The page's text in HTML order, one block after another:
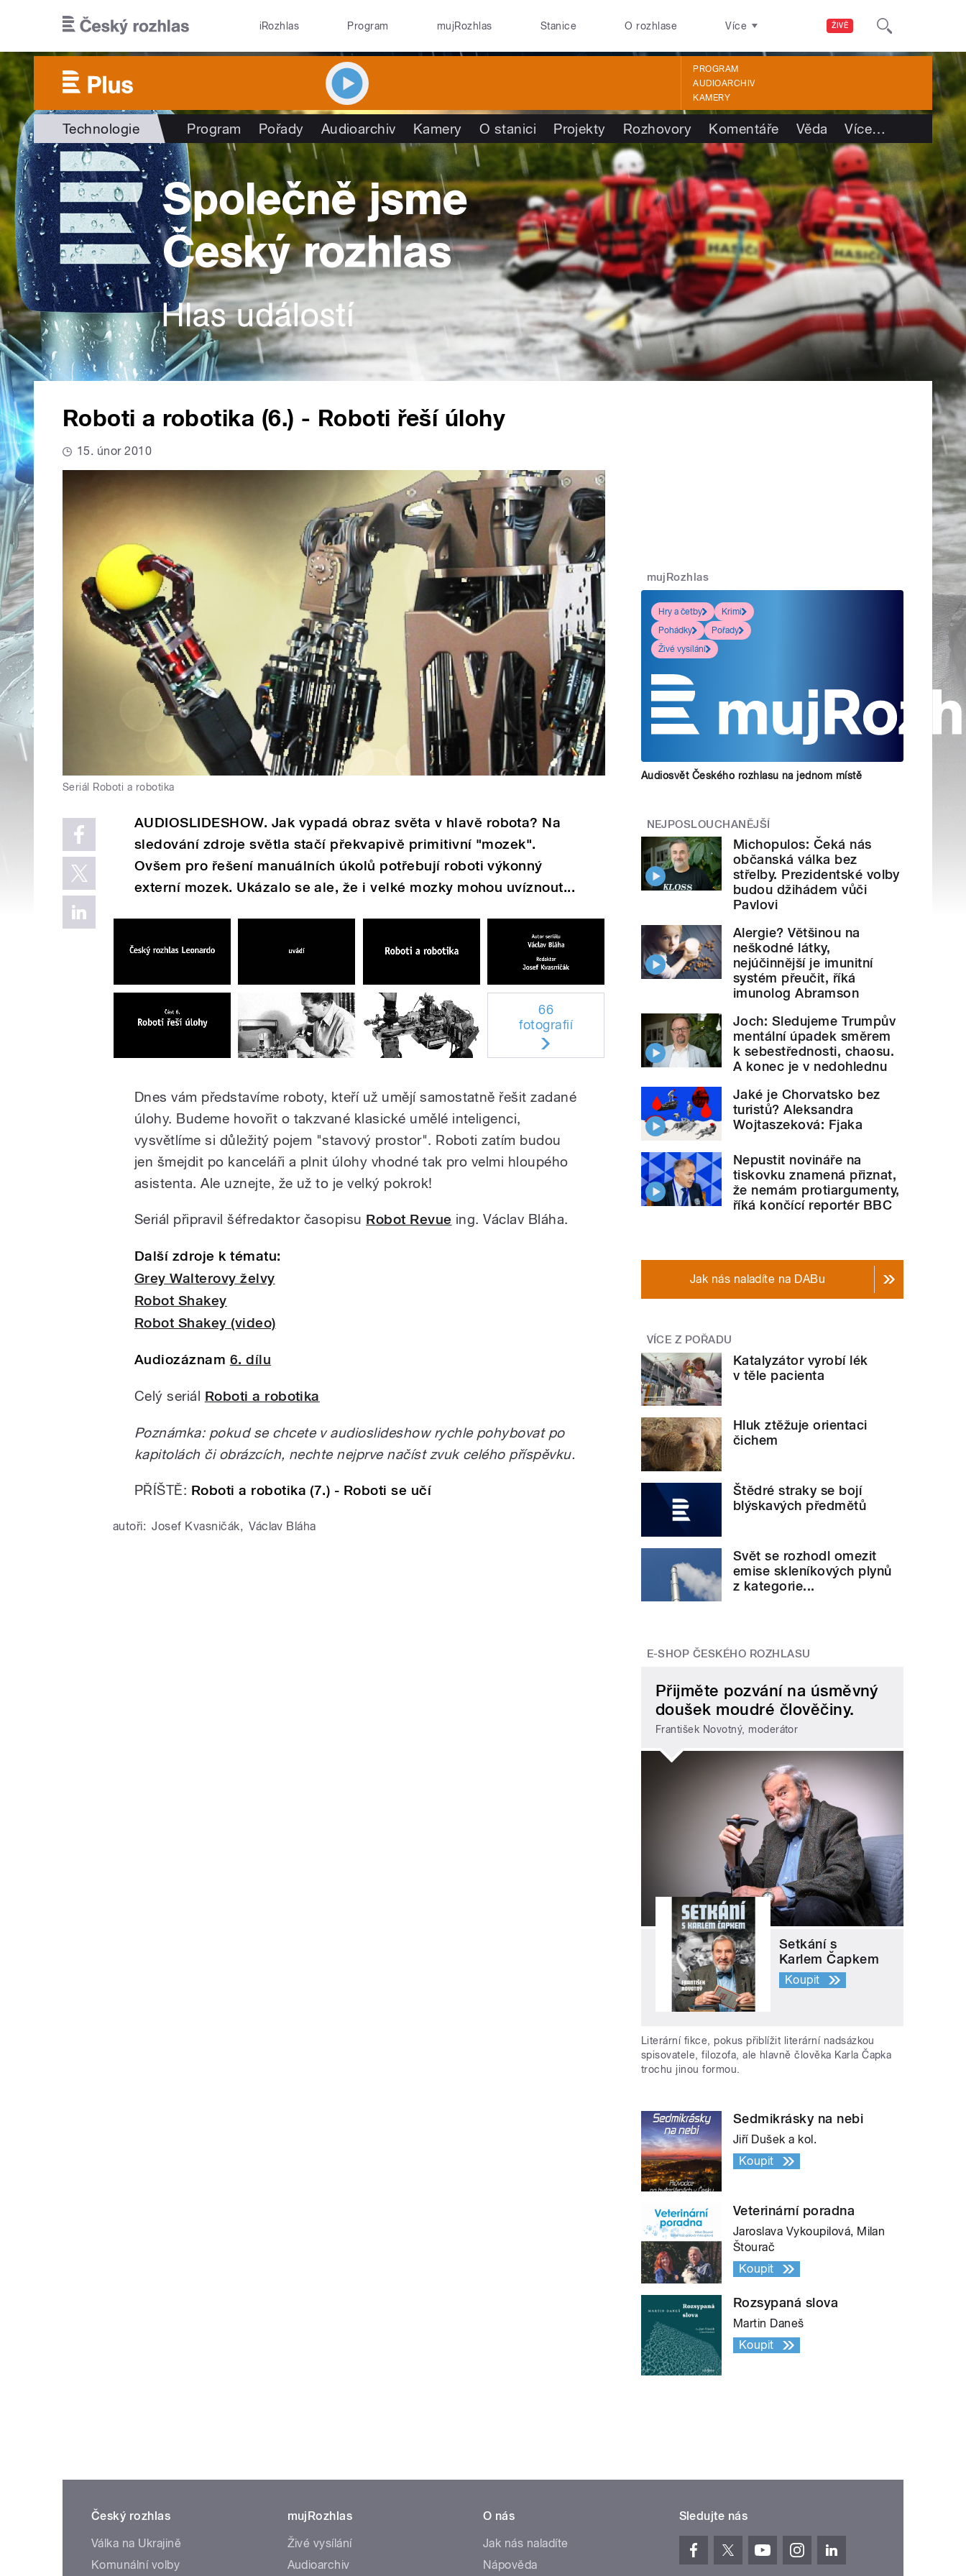
ŽIVĚ
iRozhlas Program mujRozhlas Stanice O rozhlase Více
PROGRAM
AUDIOARCHIV
KAMERY
Technologie Program Pořady Audioarchiv Kamery O stanici Projekty Rozhovory Komentáře Věda Více…
Roboti a robotika (6.) - Roboti řeší úlohy
15. únor 2010
Seriál Roboti a robotika
AUDIOSLIDESHOW. Jak vypadá obraz světa v hlavě robota? Na
sledování zdroje světla stačí překvapivě primitivní "mozek".
Ovšem pro řešení manuálních úkolů potřebují roboti výkonný
externí mozek. Ukázalo se ale, že i velké mozky mohou uvíznout...
66
fotografií
Dnes vám představíme roboty, kteří už umějí samostatně řešit zadané
úlohy. Budeme hovořit o takzvané klasické umělé inteligenci,
vysvětlíme si důležitý pojem "stavový prostor". Roboti zatím budou
jen šmejdit po kanceláři a plnit úlohy vhodné tak pro velmi hloupého
asistenta. Ale uznejte, že už to je velký pokrok!
Seriál připravil šéfredaktor časopisu Robot Revue ing. Václav Bláha.
Další zdroje k tématu:
Grey Walterovy želvy
Robot Shakey
Robot Shakey (video)
Audiozáznam 6. dílu
Celý seriál Roboti a robotika
Poznámka: pokud se chcete v audioslideshow rychle pohybovat po
kapitolách či obrázcích, nechte nejprve načíst zvuk celého příspěvku.
PŘÍŠTĚ: Roboti a robotika (7.) - Roboti se učí
autoři: Josef Kvasničák, Václav Bláha
mujRozhlas
Hry a četby
Krimi
Pohádky
Pořady
Živé vysílání
Audiosvět Českého rozhlasu na jednom místě
NEJPOSLOUCHANĚJŠÍ
Michopulos: Čeká nás
občanská válka bez
střelby. Prezidentské volby
budou džihádem vůči
Pavlovi
Alergie? Většinou na
neškodné látky,
nejúčinnější je imunitní
systém přeučit, říká
imunolog Abramson
Joch: Sledujeme Trumpův
mentální úpadek směrem
k sebestřednosti, chaosu.
A konec je v nedohlednu
Jaké je Chorvatsko bez
turistů? Aleksandra
Wojtaszeková: Fjaka
Nepustit novináře na
tiskovku znamená přiznat,
že nemám protiargumenty,
říká končící reportér BBC
Jak nás naladíte na DABu
VÍCE Z POŘADU
Katalyzátor vyrobí lék
v těle pacienta
Hluk ztěžuje orientaci
čichem
Štědré straky se bojí
blýskavých předmětů
Svět se rozhodl omezit
emise skleníkových plynů
z kategorie...
E-SHOP ČESKÉHO ROZHLASU
Přijměte pozvání na úsměvný
doušek moudré člověčiny.
František Novotný, moderátor
Setkání s
Karlem Čapkem
Koupit
Literární fikce, pokus přiblížit literární nadsázkou
spisovatele, filozofa, ale hlavně člověka Karla Čapka
trochu jinou formou.
Sedmikrásky na nebi
Jiří Dušek a kol.
Koupit
Veterinární poradna
Jaroslava Vykoupilová, Milan
Štourač
Koupit
Rozsypaná slova
Martin Daneš
Koupit
Český rozhlas
Válka na Ukrajině
Komunální volby
mujRozhlas
Živé vysílání
Audioarchiv
O nás
Jak nás naladíte
Nápověda
Sledujte nás